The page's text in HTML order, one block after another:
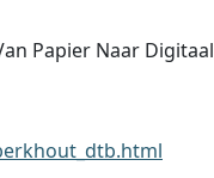
Papier Naar Digitaal